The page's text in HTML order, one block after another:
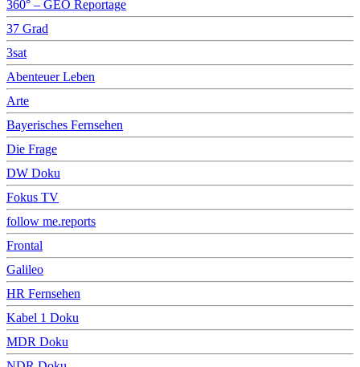
360° – GEO Reportage
37 Grad
3sat
Abenteuer Leben
Arte
Bayerisches Fernsehen
Die Frage
DW Doku
Fokus TV
follow me.reports
Frontal
Galileo
HR Fernsehen
Kabel 1 Doku
MDR Doku